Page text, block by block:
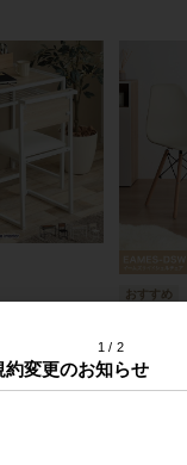
1 2
約変更のお知らせ